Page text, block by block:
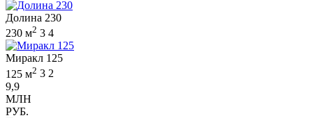
Долина 230
230 м2 3 4
Миракл 125
125 м2 3 2
9,9
МЛН
РУБ.